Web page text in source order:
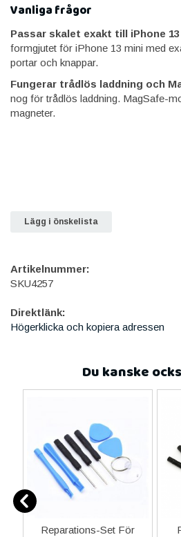
Vanliga frågor
Passar skalet exakt till iPhone
formgjutet för iPhone 13 mini med
portar och knappar.
Fungerar trådlös laddning och
nog för trådlös laddning. MagSafe-
magneter.
Lägg i önskelista
Artikelnummer:
SKU4257
Direktlänk:
Högerklicka och kopiera adressen
Du kanske
Reparations-Set För